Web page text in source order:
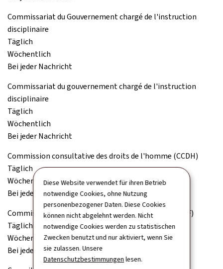
Diese Website verwendet für ihren Betrieb
notwendige Cookies, ohne Nutzung
personenbezogener Daten. Diese Cookies
können nicht abgelehnt werden. Nicht
notwendige Cookies werden zu statistischen
Zwecken benutzt und nur aktiviert, wenn Sie
sie zulassen. Unsere
Datenschutzbestimmungenlesen.
Commissariat du Gouvernement chargé de l'instruction
disciplinaire
Täglich
Wöchentlich
Bei jeder Nachricht
Commissariat du gouvernement chargé de l'instruction
disciplinaire
Täglich
Wöchentlich
Bei jeder Nachricht
Commission consultative des droits de l'homme (CCDH)
Täglich
Wöchentlich
Bei jeder Nachricht
Commission de surveillance du secteur financier (CSSF)
Täglich
Wöchentlich
Bei jeder Nachricht